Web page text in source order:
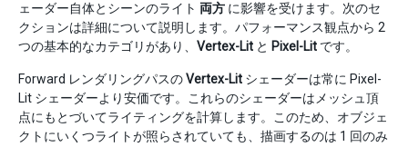
ェーダー自体とシーンのライト 両方 に影響を受けます。次のセ
クションは詳細について説明します。パフォーマンス観点から 2
つの基本的なカテゴリがあり、 Vertex-Lit と Pixel-Lit です。
Forward レンダリングパスのVertex-Lit シェーダーは常に Pixel-
Lit シェーダーより安価です。これらのシェーダーはメッシュ頂
点にもとづいてライティングを計算します。このため、オブジェ
クトにいくつライトが照らされていても、描画するのは 1 回のみ